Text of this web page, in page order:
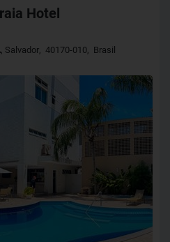
Hotel
, Salvador, 40170-010, Brasil